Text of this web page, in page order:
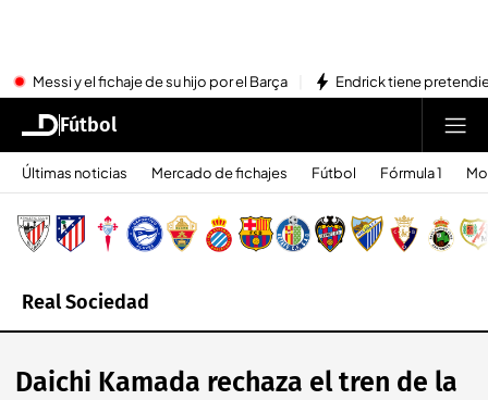
Messi y el fichaje de su hijo por el Barça Endrick tiene
Fútbol
Últimas noticias Mercado de fichajes Fútbol Fórmula 1
Real Sociedad
Daichi Kamada rechaza el tren de la